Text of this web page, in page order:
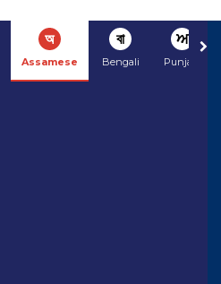
অ
Assamese
বা
Bengali
ਅ
Punjabi